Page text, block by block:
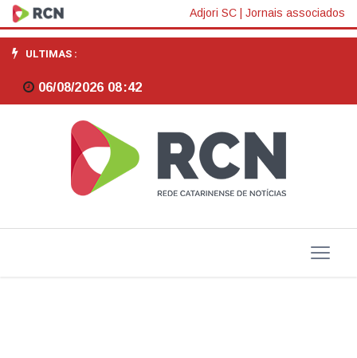
Receita
paga
nesta
quinta
malha
Adjori SC Jornais associados
ULTIMAS :
06/08/2026 08:42